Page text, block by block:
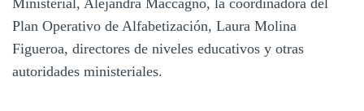
Plan Operativo de Alfabetización, Laura Molina
Figueroa, directores de niveles educativos y otras
autoridades ministeriales.